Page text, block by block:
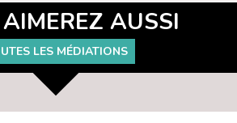
AUSSI
LES MÉDIATIONS